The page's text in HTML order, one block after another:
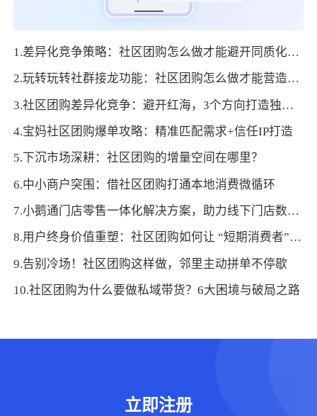
1.差异化竞争策略：社区团购怎么做才能避开同质化红海
2.玩转玩转社群接龙功能：社区团购怎么做才能营造抢购氛围促成交
3.社区团购差异化竞争：避开红海，3个方向打造独家优势
4.宝妈社区团购爆单攻略：精准匹配需求+信任IP打造
5.下沉市场深耕：社区团购的增量空间在哪里？
6.中小商户突围：借社区团购打通本地消费微循环
7.小鹅通门店零售一体化解决方案，助力线下门店数字化转型！
8.用户终身价值重塑：社区团购如何让 “短期消费者” 变身 “生活合伙人”？
9.告别冷场！社区团购这样做，邻里主动拼单不停歇
10.社区团购为什么要做私域带货？6大困境与破局之路
立即注册